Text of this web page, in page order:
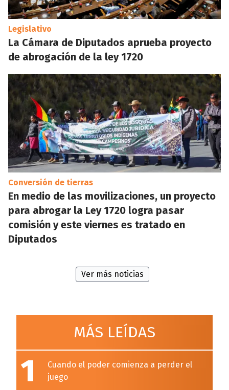
Legislativo
La Cámara de Diputados aprueba proyecto
de abrogación de la ley 1720
Conversión de tierras
En medio de las movilizaciones, un proyecto
para abrogar la Ley 1720 logra pasar
comisión y este viernes es tratado en
Diputados
Ver más noticias
MÁS LEÍDAS
1
Cuando el poder comienza a perder el
juego